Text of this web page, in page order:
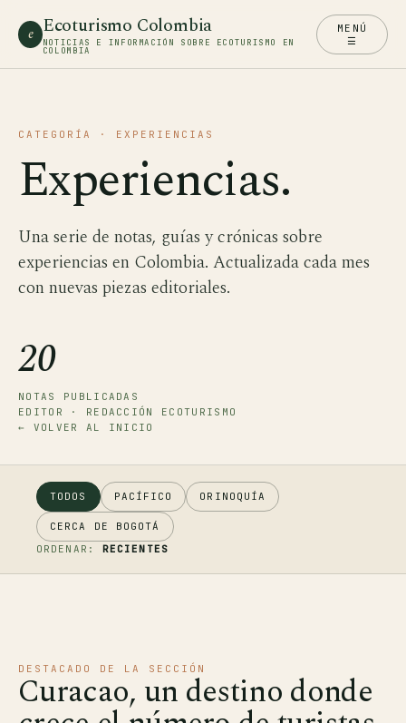
e Ecoturismo Colombia
NOTICIAS E INFORMACIÓN SOBRE ECOTURISMO EN
COLOMBIA
MENÚ
☰
CATEGORÍA · EXPERIENCIAS
Experiencias.
Una serie de notas, guías y crónicas sobre
experiencias en Colombia. Actualizada cada mes
con nuevas piezas editoriales.
20
NOTAS PUBLICADAS
EDITOR · REDACCIÓN ECOTURISMO
← VOLVER AL INICIO
TODOS PACÍFICO ORINOQUÍA
CERCA DE BOGOTÁ
ORDENAR: RECIENTES
DESTACADO DE LA SECCIÓN
Curacao, un destino donde